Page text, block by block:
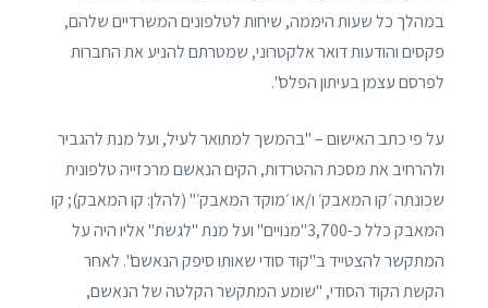
במהלך כל שעות היממה, שיחות לטלפונים המשרדיים שלהם,
פקסים והודעות דואר אלקטרוני, שמטרתם להניע את החברות
לפרסם עצמן בעיתון הפלס".
על פי כתב האישום – "בהמשך למתואר לעיל, ועל מנת להגביר
ולהרחיב את מסכת ההטרדות, הקים הנאשם מרכזייה טלפונית
שכונתה ׳קו המאבק׳ ו/או ׳מוקד המאבק׳" (להלן: קו המאבק); קו
המאבק כלל כ-3,700"מנויים" ועל מנת "לגשת" אליו היה על
המתקשר להצטייד ב"קוד סודי שאותו סיפק הנאשם". לאחר
הקשת הקוד הסודי, "שומע המתקשר הקלטה של הנאשם,